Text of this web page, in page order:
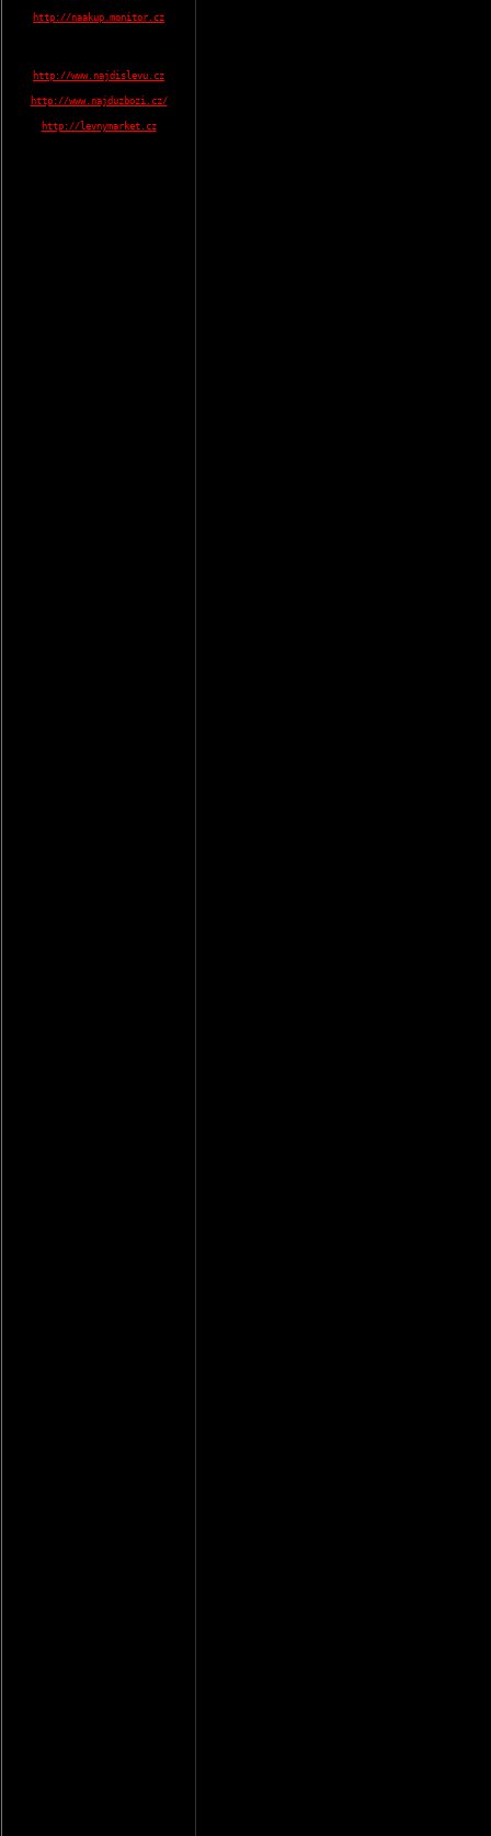
http://naakup.monitor.cz
http://www.najdislevu.cz
http://www.najduzbozi.cz/
http://levnymarket.cz